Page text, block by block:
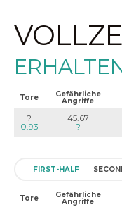
Tore Gefährliche
Angriffe
?
0.93
45.67
?
FIRST-HALF
Tore Gefährliche
Angriffe